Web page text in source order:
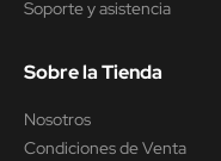
Soporte y asistencia
Sobre la Tienda
Nosotros
Condiciones de Venta